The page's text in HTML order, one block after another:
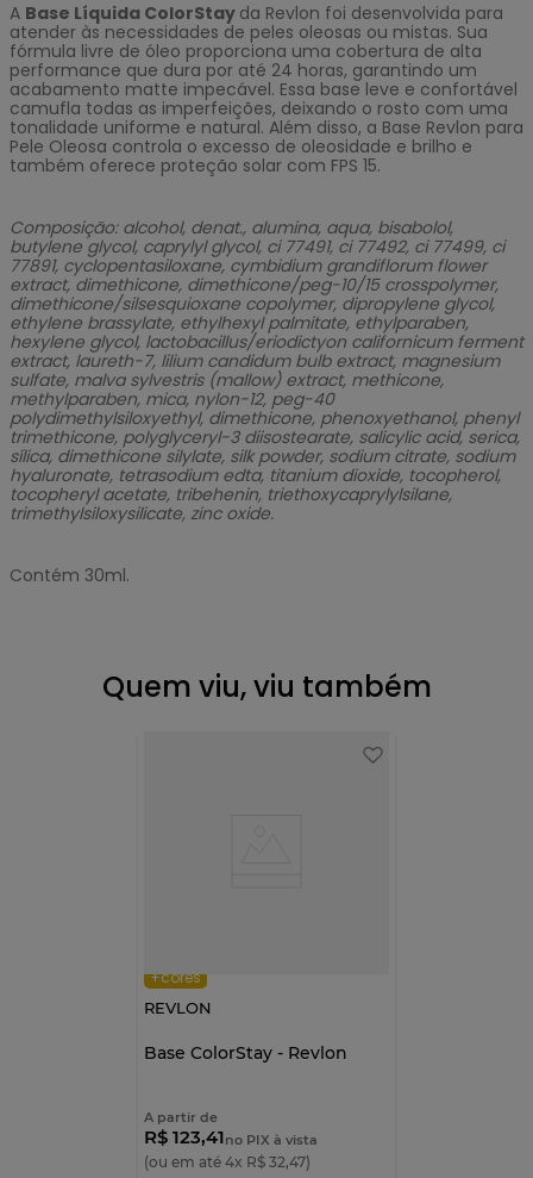
A Base Líquida ColorStay da Revlon foi desenvolvida para
atender às necessidades de peles oleosas ou mistas. Sua
fórmula livre de óleo proporciona uma cobertura de alta
performance que dura por até 24 horas, garantindo um
acabamento matte impecável. Essa base leve e confortável
camufla todas as imperfeições, deixando o rosto com uma
tonalidade uniforme e natural. Além disso, a Base Revlon para
Pele Oleosa controla o excesso de oleosidade e brilho e
também oferece proteção solar com FPS 15.
Composição: alcohol, denat., alumina, aqua, bisabolol,
butylene glycol, caprylyl glycol, ci 77491, ci 77492, ci 77499, ci
77891, cyclopentasiloxane, cymbidium grandiflorum flower
extract, dimethicone, dimethicone/peg-10/15 crosspolymer,
dimethicone/silsesquioxane copolymer, dipropylene glycol,
ethylene brassylate, ethylhexyl palmitate, ethylparaben,
hexylene glycol, lactobacillus/eriodictyon californicum ferment
extract, laureth-7, lilium candidum bulb extract, magnesium
sulfate, malva sylvestris (mallow) extract, methicone,
methylparaben, mica, nylon-12, peg-40
polydimethylsiloxyethyl, dimethicone, phenoxyethanol, phenyl
trimethicone, polyglyceryl-3 diisostearate, salicylic acid, serica,
sílica, dimethicone silylate, silk powder, sodium citrate, sodium
hyaluronate, tetrasodium edta, titanium dioxide, tocopherol,
tocopheryl acetate, tribehenin, triethoxycaprylylsilane,
trimethylsiloxysilicate, zinc oxide.
Contém 30ml.
Quem viu, viu também
+cores
REVLON
Base ColorStay - Revlon
A partir de
R$ 123,41no PIX à vista
(ou em até 4x R$ 32,47)